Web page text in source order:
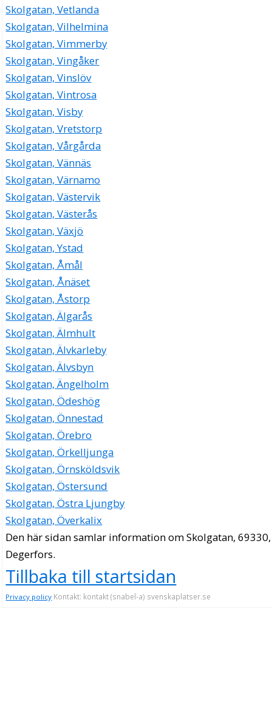
Skolgatan, Vetlanda
Skolgatan, Vilhelmina
Skolgatan, Vimmerby
Skolgatan, Vingåker
Skolgatan, Vinslöv
Skolgatan, Vintrosa
Skolgatan, Visby
Skolgatan, Vretstorp
Skolgatan, Vårgårda
Skolgatan, Vännäs
Skolgatan, Värnamo
Skolgatan, Västervik
Skolgatan, Västerås
Skolgatan, Växjö
Skolgatan, Ystad
Skolgatan, Åmål
Skolgatan, Ånäset
Skolgatan, Åstorp
Skolgatan, Älgarås
Skolgatan, Älmhult
Skolgatan, Älvkarleby
Skolgatan, Älvsbyn
Skolgatan, Ängelholm
Skolgatan, Ödeshög
Skolgatan, Önnestad
Skolgatan, Örebro
Skolgatan, Örkelljunga
Skolgatan, Örnsköldsvik
Skolgatan, Östersund
Skolgatan, Östra Ljungby
Skolgatan, Överkalix
Den här sidan samlar information om Skolgatan, 69330,
Degerfors.
Tillbaka till startsidan
Privacy policy Kontakt: kontakt (snabel-a) svenskaplatser.se